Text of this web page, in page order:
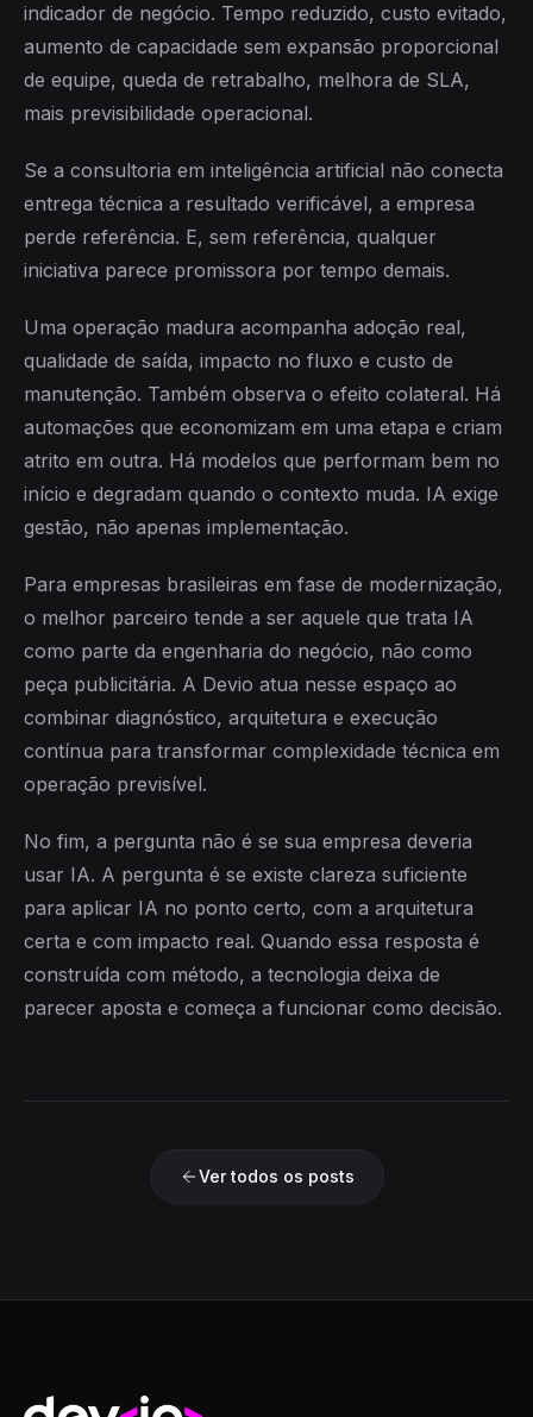
indicador de negócio. Tempo reduzido, custo evitado,
aumento de capacidade sem expansão proporcional
de equipe, queda de retrabalho, melhora de SLA,
mais previsibilidade operacional.
Se a consultoria em inteligência artificial não conecta
entrega técnica a resultado verificável, a empresa
perde referência. E, sem referência, qualquer
iniciativa parece promissora por tempo demais.
Uma operação madura acompanha adoção real,
qualidade de saída, impacto no fluxo e custo de
manutenção. Também observa o efeito colateral. Há
automações que economizam em uma etapa e criam
atrito em outra. Há modelos que performam bem no
início e degradam quando o contexto muda. IA exige
gestão, não apenas implementação.
Para empresas brasileiras em fase de modernização,
o melhor parceiro tende a ser aquele que trata IA
como parte da engenharia do negócio, não como
peça publicitária. A Devio atua nesse espaço ao
combinar diagnóstico, arquitetura e execução
contínua para transformar complexidade técnica em
operação previsível.
No fim, a pergunta não é se sua empresa deveria
usar IA. A pergunta é se existe clareza suficiente
para aplicar IA no ponto certo, com a arquitetura
certa e com impacto real. Quando essa resposta é
construída com método, a tecnologia deixa de
parecer aposta e começa a funcionar como decisão.
Ver todos os posts
Devio